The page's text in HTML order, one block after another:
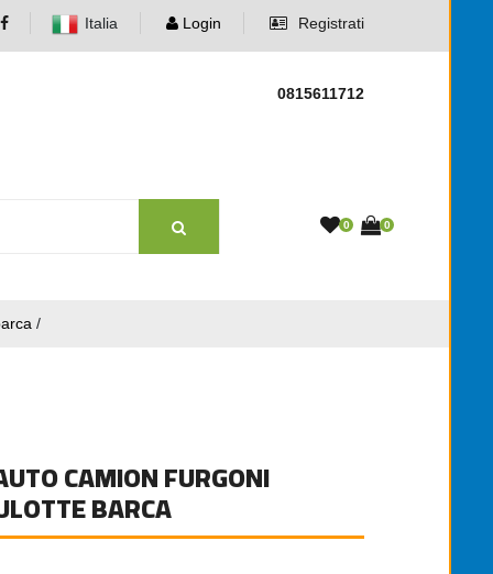
Italia Login Registrati
0815611712
0 0
/
CAMION FURGONI
BARCA